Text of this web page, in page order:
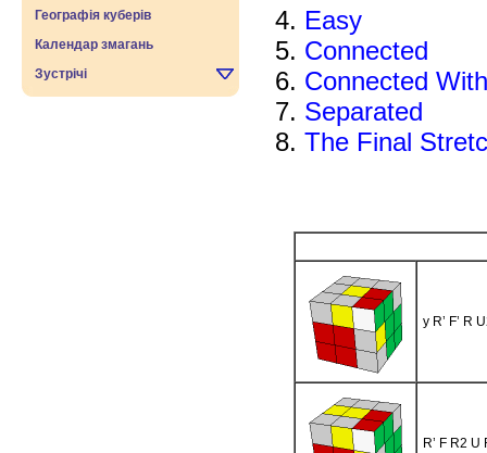
Географія куберів
Календар змагань
Зустрічі
Easy
Connected
Connected
Separated
The Final
y R’ F’ R
R’ F R2 U